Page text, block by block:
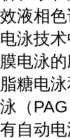
效液相色
电泳技
膜电泳
脂糖电
泳（
有自动电